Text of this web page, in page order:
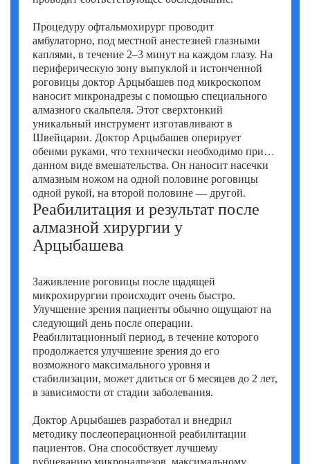
Процедуру офтальмохирург проводит
амбулаторно, под местной анестезией глазными
каплями, в течение 2–3 минут на каждом глазу. На
периферическую зону выпуклой и истонченной
роговицы доктор Арцыбашев под микроскопом
наносит микронадрезы с помощью специального
алмазного скальпеля. Этот сверхтонкий
уникальный инструмент изготавливают в
Швейцарии. Доктор Арцыбашев оперирует
обеими руками, что технически необходимо при
данном виде вмешательства. Он наносит насечки
алмазным ножом на одной половине роговицы
одной рукой, на второй половине — другой.
Реабилитация и результат после
алмазной хирургии у
Арцыбашева
Заживление роговицы после щадящей
микрохирургии происходит очень быстро.
Улучшение зрения пациенты обычно ощущают на
следующий день после операции.
Реабилитационный период, в течение которого
продолжается улучшение зрения до его
возможного максимального уровня и
стабилизации, может длиться от 6 месяцев до 2 лет,
в зависимости от стадии заболевания.
Доктор Арцыбашев разработал и внедрил
методику послеоперационной реабилитации
пациентов. Она способствует лучшему
рубцеванию микронадрезов, максимальному